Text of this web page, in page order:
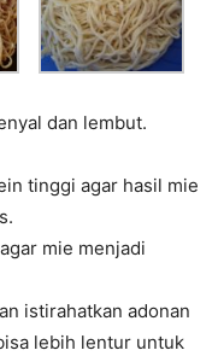
dan lembut.
tinggi agar hasil mie
mie menjadi
istirahatkan adonan
lebih lentur untuk